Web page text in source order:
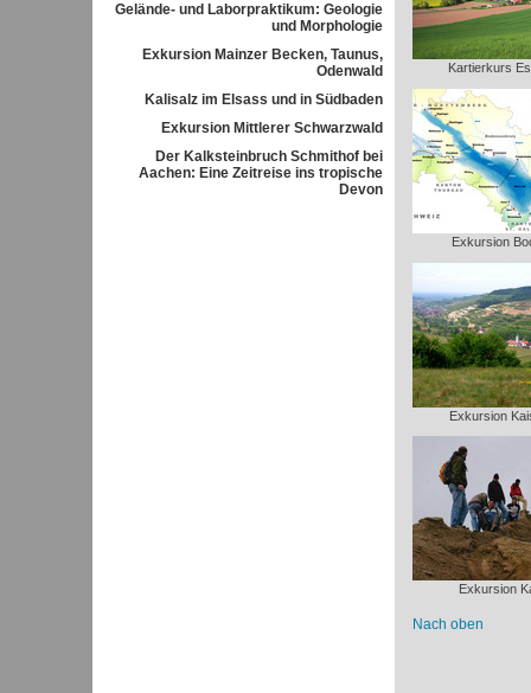
Gelände- und Laborpraktikum: Geologie
und Morphologie
Exkursion Mainzer Becken, Taunus,
Odenwald
Kalisalz im Elsass und in Südbaden
Exkursion Mittlerer Schwarzwald
Der Kalksteinbruch Schmithof bei
Aachen: Eine Zeitreise ins tropische
Devon
Kartierkurs
Exkursion
Exkursion
Exkursion
Nach oben